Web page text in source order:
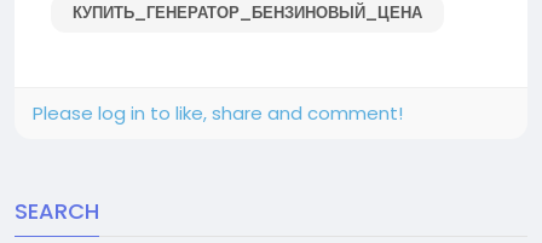
КУПИТЬ_ГЕНЕРАТОР_БЕНЗИНОВЫЙ_ЦЕНА
Please log in to like, share and comment!
SEARCH